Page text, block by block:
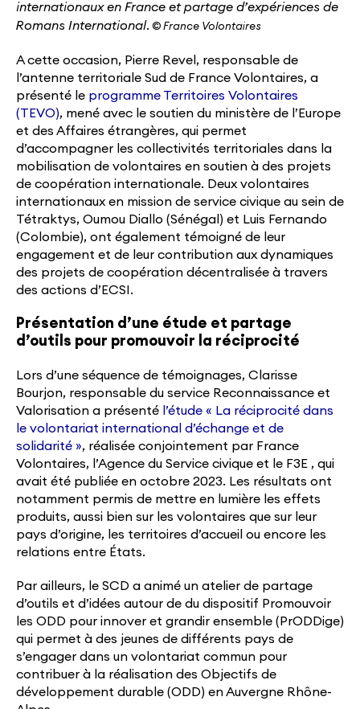
internationaux en France et partage d’expériences de
Romans International. © France Volontaires
A cette occasion, Pierre Revel, responsable de
l’antenne territoriale Sud de France Volontaires, a
présenté le programme Territoires Volontaires
(TEVO), mené avec le soutien du ministère de l’Europe
et des Affaires étrangères, qui permet
d’accompagner les collectivités territoriales dans la
mobilisation de volontaires en soutien à des projets
de coopération internationale. Deux volontaires
internationaux en mission de service civique au sein de
Tétraktys, Oumou Diallo (Sénégal) et Luis Fernando
(Colombie), ont également témoigné de leur
engagement et de leur contribution aux dynamiques
des projets de coopération décentralisée à travers
des actions d’ECSI.
Présentation d’une étude et partage
d’outils pour promouvoir la réciprocité
Lors d’une séquence de témoignages, Clarisse
Bourjon, responsable du service Reconnaissance et
Valorisation a présenté l’étude « La réciprocité dans
le volontariat international d’échange et de
solidarité », réalisée conjointement par France
Volontaires, l’Agence du Service civique et le F3E , qui
avait été publiée en octobre 2023. Les résultats ont
notamment permis de mettre en lumière les effets
produits, aussi bien sur les volontaires que sur leur
pays d’origine, les territoires d’accueil ou encore les
relations entre États.
Par ailleurs, le SCD a animé un atelier de partage
d’outils et d’idées autour de du dispositif Promouvoir
les ODD pour innover et grandir ensemble (PrODDige)
qui permet à des jeunes de différents pays de
s’engager dans un volontariat commun pour
contribuer à la réalisation des Objectifs de
développement durable (ODD) en Auvergne Rhône-